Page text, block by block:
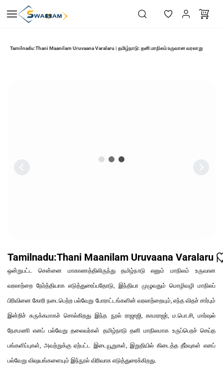
main
Tamilnadu:Thani Maanilam Uruvaana Varalaru | தமிழ்நாடு: தனி மாநிலம் உருவான வரலாறு
Tamilnadu:Thani Maanilam Uruvaana Varalaru |
ஒன்றுபட்ட சென்னை மாகாணத்திலிருந்து தமிழ்நாடு எனும் மாநிலம் உருவான
வரலாற்றை நேர்த்தியாக எடுத்துரைப்பதோடு, இந்தியா முழுவதும் மொழிவழி மாநிலப்
பிரிவினை கோரி நடைபெற்ற பல்வேறு போராட்டங்களின் வரலாற்றையும், எந்த விதச் சார்பும்
இன்றிச் சுருக்கமாகச் சொல்கிறது இந்த நூல் ராஜாஜி, காமராஜர், ம.பொ.சி, மார்ஷல்
நேசமணி எனப் பல்வேறு தலைவர்கள் தமிழ்நாடு தனி மாநிலமாக உருப்பெறச் செய்த
பங்களிப்புகள், அவற்றுக்கு ஏற்பட்ட இடையூறுகள், இறுதியில் கிடைத்த தீர்வுகள் எனப்
பல்வேறு விஷயங்களையும் இந்நூல் விரிவாக எடுத்துரைக்கிறது.